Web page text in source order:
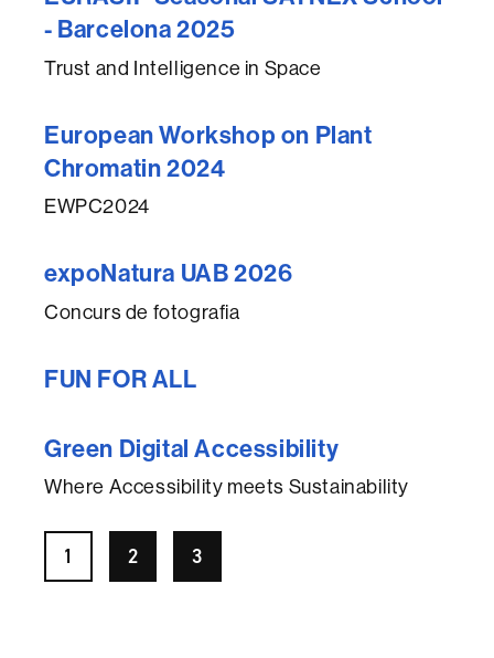
- Barcelona 2025
Trust and Intelligence in Space
European Workshop on Plant
Chromatin 2024
EWPC2024
expoNatura UAB 2026
Concurs de fotografia
FUN FOR ALL
Green Digital Accessibility
Where Accessibility meets Sustainability
1 2 3